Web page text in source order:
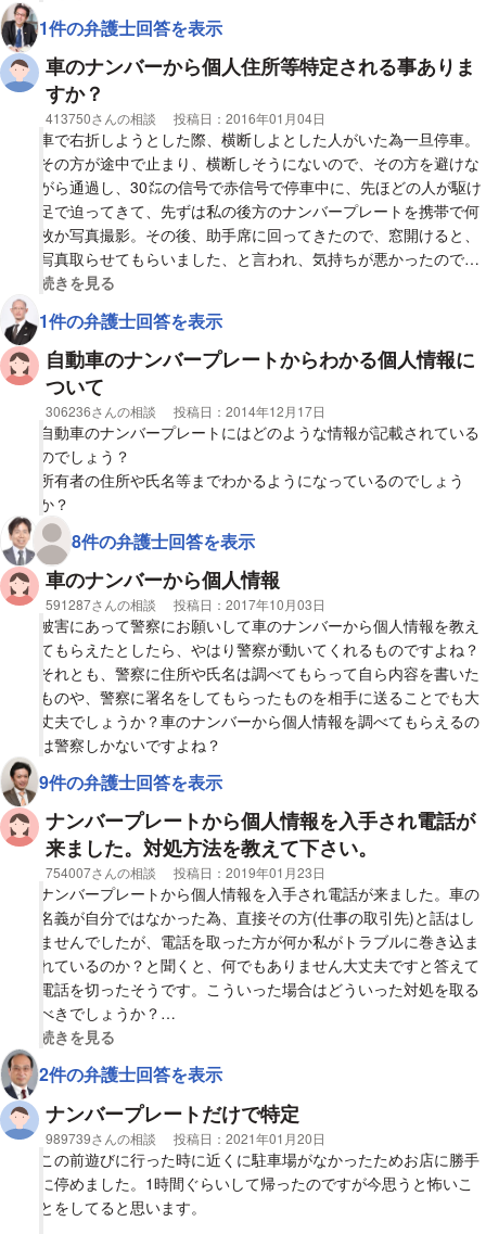
しに行ったので、わたしも頭をさげて、バックして駐車しまし
た。
特に何事もなく、駐車して、降りて、子供が乗っていた後部座席
のドアを開けていると、買い物袋を下げたおじさんが、わたしの
車のナンバーを小さい紙の束にメモしているように見えました。
何？ナンバーメモしてる？と不審に思い、声を掛けようと思いま
したが、確信ではなく、スタスタ去って行ったのと、子供がトイ
レに行きたいと言っていたので、追いかけられず、トイレの後
やっぱり気になって、おじさんを店内探しましたが見つからず。
例えばバックの時に、おじさんに当たったとかであれば、その場
で気がつくはずだし、降りてきた私に直接言うと思うし、ただ、
駐車枠からはみだしたり、うしろに下がりすぎなどでもなく、お
じさんに当てたのも考えにくいです。
当てたのであれば、バックしている駐車場枠内にわざわざ入って
来たことになります。
駐車枠内だし、後ろもかなりの余裕を開けて駐車しているのがわ
かるように写メも撮りました。
もしくは、その隣車の同乗者などで、待っていて急かされたと思
い、気に触った？とか？
とても気になります。
何の目的が考えられ、その場合、わたしは責任を問われますか？
1件の弁護士回答を表示
車のナンバーから個人住所等特定される事ありま
すか？
相談者
413750さんの相談 投稿日： 2016年01月04日
車で右折しようとした際、横断しよとした人がいた為一旦停車。
その方が途中で止まり、横断しそうにないので、その方を避けな
がら通過し、30㍍の信号で赤信号で停車中に、先ほどの人が駆け
足で迫ってきて、先ずは私の後方のナンバープレートを携帯で何
枚か写真撮影。その後、助手席に回ってきたので、窓開けると、
写真取らせてもらいました、と言われ、気持ちが悪かったので、
その場でハザード出して停車し、降りて話をしようとしたのです
行こうとしましたが、走って何故か逃げて行きました。車との接
触もしていなく、ただ写真を取られていて気持ち悪かったので警
察にすぐ行き、車の現状確認他状況説明してきました。ドライブ
レコーダー無し、同乗者は妻、子供二人でした。警察の方も人と
当たった形跡もないと確認出来たと話していましたが、もし、そ
の写真撮った方が何かしら警察に連絡してきた際、話し合いの場
を設け、警察はそれ以上介入出来ないと言われました。その現場
で当事者達で警察を呼んだでもないので、事故証明は出せないと
の事で任意加入している保険会社も動かせそうもありません。変
な言い掛かりをつけられ、住所等特定され、嫌がらせや不当な請
求されないか心配です。写真を撮られいるので、陸運局等で当て
逃げ等変な言い掛かりで、個人住所等特定されることあります
か？また、万一紛争が起きた場合の解決法ありますか？
視覚的に省略された相談全文の
続きを見る
1件の弁護士回答を表示
自動車のナンバープレートからわかる個人情報に
ついて
相談者
306236さんの相談 投稿日： 2014年12月17日
自動車のナンバープレートにはどのような情報が記載されている
のでしょう？
所有者の住所や氏名等までわかるようになっているのでしょう
か？
8件の弁護士回答を表示
車のナンバーから個人情報
相談者
591287さんの相談 投稿日： 2017年10月03日
被害にあって警察にお願いして車のナンバーから個人情報を教え
てもらえたとしたら、やはり警察が動いてくれるものですよね？
それとも、警察に住所や氏名は調べてもらって自ら内容を書いた
ものや、警察に署名をしてもらったものを相手に送ることでも大
丈夫でしょうか？車のナンバーから個人情報を調べてもらえるの
は警察しかないですよね？
9件の弁護士回答を表示
ナンバープレートから個人情報を入手され電話が
来ました。対処方法を教えて下さい。
相談者
754007さんの相談 投稿日： 2019年01月23日
ナンバープレートから個人情報を入手され電話が来ました。車の
名義が自分ではなかった為、直接その方(仕事の取引先)と話はし
ませんでしたが、電話を取った方が何か私がトラブルに巻き込ま
れているのか？と聞くと、何でもありません大丈夫ですと答えて
電話を切ったそうです。こういった場合はどういった対処を取る
べきでしょうか？
質問1 ナンバープレートから個人情報を入手し要件なしで連絡を
してくる行為は違法行為でしょうか？ (正直、その方の行動がわ
からず少し怖いです。)
質問2 仕事で接触する場合の適切な対処方法を教えて頂きたいで
す。(その方と直接話すべきか、会社側に伝えるべきかなど)
視覚的に省略された相談全文の
続きを見る
2件の弁護士回答を表示
ナンバープレートだけで特定
相談者
989739さんの相談 投稿日： 2021年01月20日
この前遊びに行った時に近くに駐車場がなかったためお店に勝手
に停めました。1時間ぐらいして帰ったのですが今思うと怖いこ
とをしてると思います。